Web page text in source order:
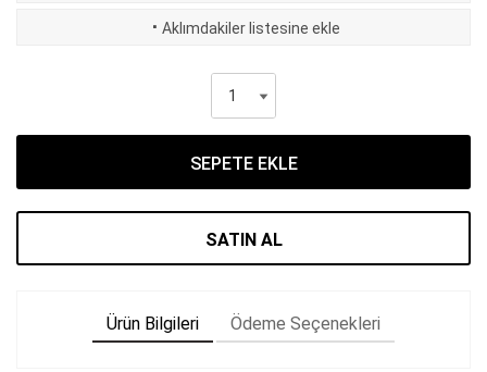
· Aklımdakiler listesine ekle
SEPETE EKLE
SATIN AL
Ürün Bilgileri Ödeme Seçenekleri